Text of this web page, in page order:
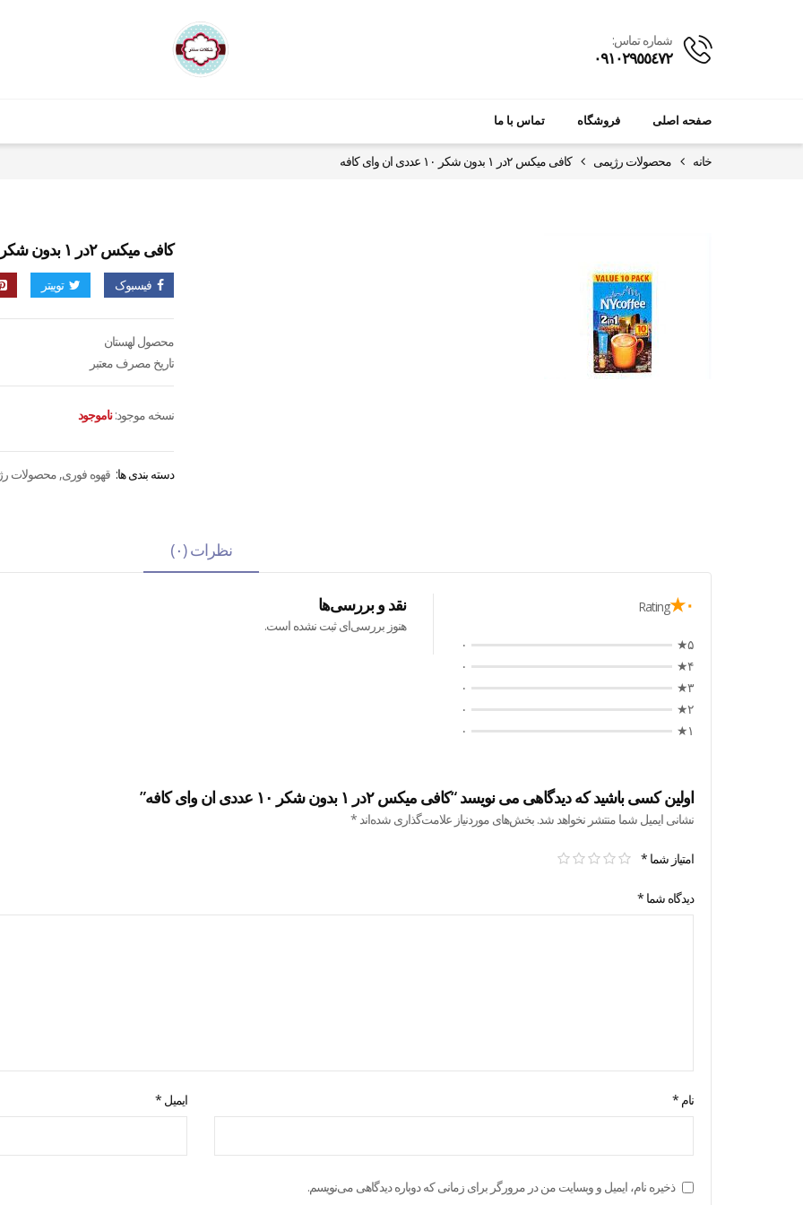
شماره تماس:
٠٩١٠٢٩٥٥٤٧٢
صفحه اصلی فروشگاه تماس با ما
خانه محصولات رژیمی کافی میکس ۲در ۱ بدون شکر ۱۰ عددی ان وای کافه
کافی میکس ۲در ۱ بدون شکر ۱۰ عددی ان وای کافه
فیسبوک توییتر
محصول لهستان
تاریخ مصرف معتبر
نسخه موجود: ناموجود
دسته بندی ها: قهوه فوری, محصولات
نظرات (۰)
۰★ Rating
۵★
۰
۴★
۰
۳★
۰
۲★
۰
۱★
۰
نقد و بررسی‌ها
هنوز بررسی‌ای ثبت نشده است.
اولین کسی باشید که دیدگاهی می نویسد “کافی میکس ۲در ۱ بدون شکر ۱۰ عددی ان وای کافه”
نشانی ایمیل شما منتشر نخواهد شد. بخش‌های موردنیاز علامت‌گذاری شده‌اند *
امتیاز شما *
دیدگاه شما *
نام * ایمیل *
ذخیره نام، ایمیل و وبسایت من در مرورگر برای زمانی که دوباره دیدگاهی می‌نویسم.